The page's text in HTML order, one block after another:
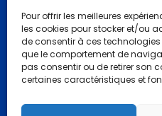
Pour offrir les meilleures
les cookies pour stocker et/ou
de consentir à ces
que le comportement de
pas consentir ou de retirer son
certaines caractéristiques et
avec actions
l'art de la parole (
rôles, de
pour favoriser
personnel des